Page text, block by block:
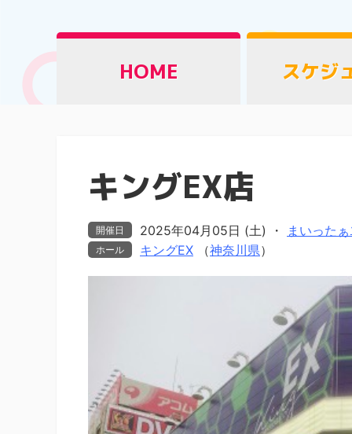
HOME スケジ
キングEX店
開催日 2025年04月05日 (土) ・ まいった
ホール キングEX （神奈川県）